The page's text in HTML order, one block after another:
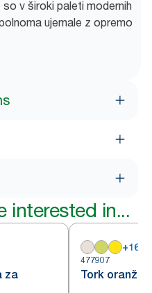
v široki paleti modernih
ujemale z opremo
interested in...
za
+16
477907
Tork